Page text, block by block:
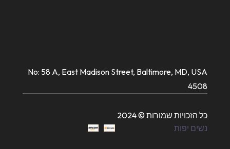
No: 58 A, East Madison Street, Baltimore, MD, USA
4508
כל הזכויות שמורות © 2024
נשים יפות